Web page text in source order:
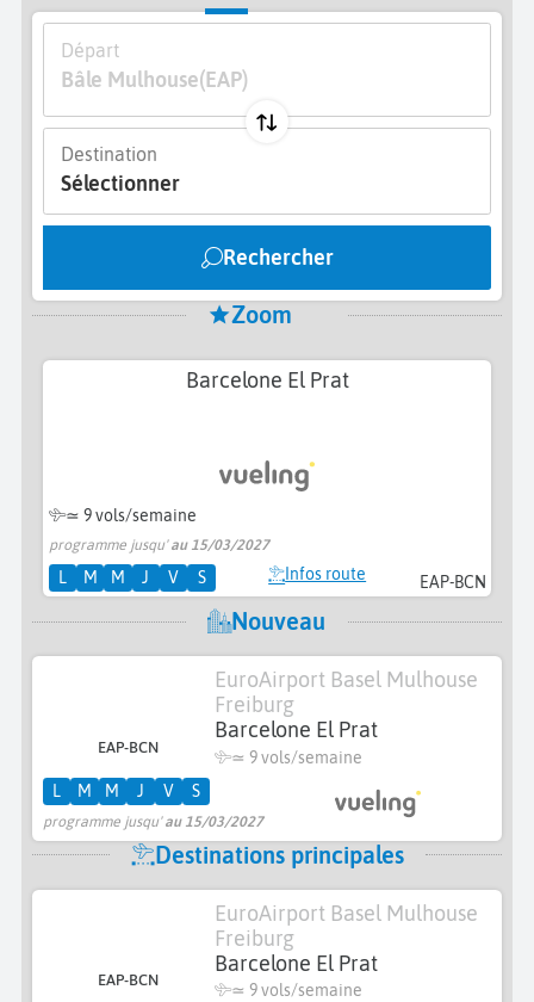
Départ
Bâle Mulhouse(EAP)
Destination
Sélectionner
Rechercher
Zoom
EAP-BCN
Barcelone El Prat
≃ 9 vols/semaine
programme jusqu'au 15/03/2027
L M M J V S Infos route
Nouveau
EAP-BCN
EuroAirport Basel Mulhouse
Freiburg
Barcelone El Prat
≃ 9 vols/semaine
programme jusqu'au 15/03/2027
L M M J V S
Destinations principales
EAP-BCN
EuroAirport Basel Mulhouse
Freiburg
Barcelone El Prat
≃ 9 vols/semaine